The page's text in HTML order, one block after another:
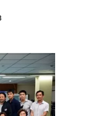
เมื่อ:
ารเข้าชม 58 ครั้ง